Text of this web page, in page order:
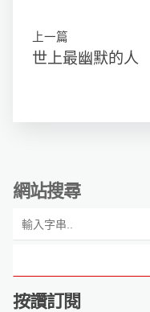
上一篇
世上最幽默的人
網站搜尋
按讚訂閱